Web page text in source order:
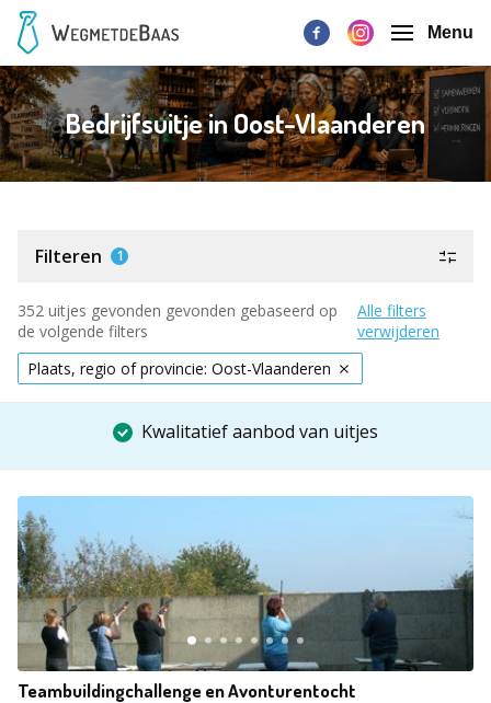
Menu
Bedrijfsuitje in Oost-Vlaanderen
Filteren 1
352 uitjes gevonden gevonden gebaseerd op
de volgende filters
Alle filters
verwijderen
Plaats, regio of provincie: Oost-Vlaanderen
Kwalitatief aanbod van uitjes
Teambuildingchallenge en Avonturentocht